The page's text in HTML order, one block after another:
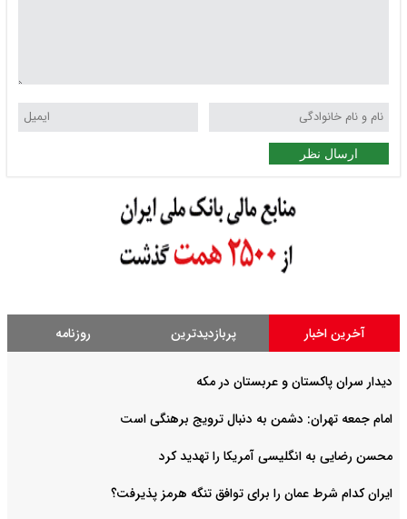
ارسال نظر
آخرین اخبار پربازدیدترین روزنامه
دیدار سران پاکستان و عربستان در مکه
امام جمعه تهران: دشمن به دنبال ترویج برهنگی است
محسن رضایی به انگلیسی آمریکا را تهدید کرد
ایران کدام شرط عمان را برای توافق تنگه هرمز پذیرفت؟